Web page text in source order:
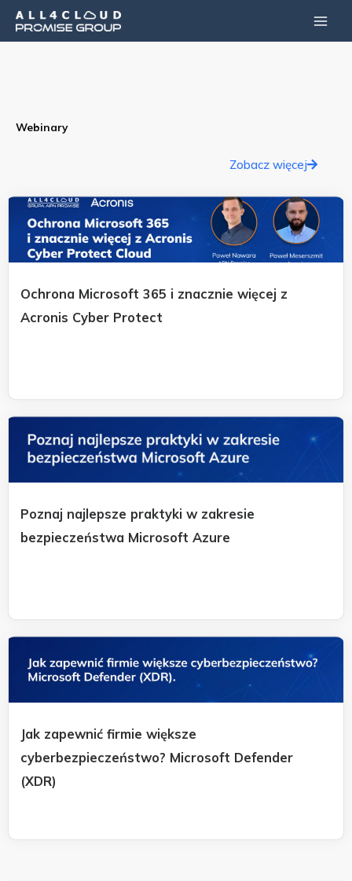
Przejdź
Main
Webinary
Zobacz więcej
Ochrona Microsoft 365 i znacznie więcej z
Acronis Cyber Protect
Poznaj najlepsze praktyki w zakresie
bezpieczeństwa Microsoft Azure
Jak zapewnić firmie większe
cyberbezpieczeństwo? Microsoft Defender
(XDR)